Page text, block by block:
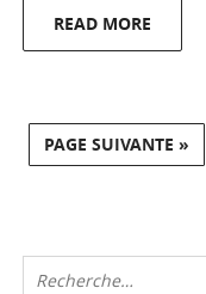
READ MORE
PAGE SUIVANTE »